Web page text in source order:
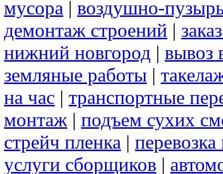
мусора | воздушно-
демонтаж строений |
нижний новгород | вывоз
земляные работы |
на час | транспортные
монтаж | подъем сухих
стрейч пленка |
услуги сборщиков |